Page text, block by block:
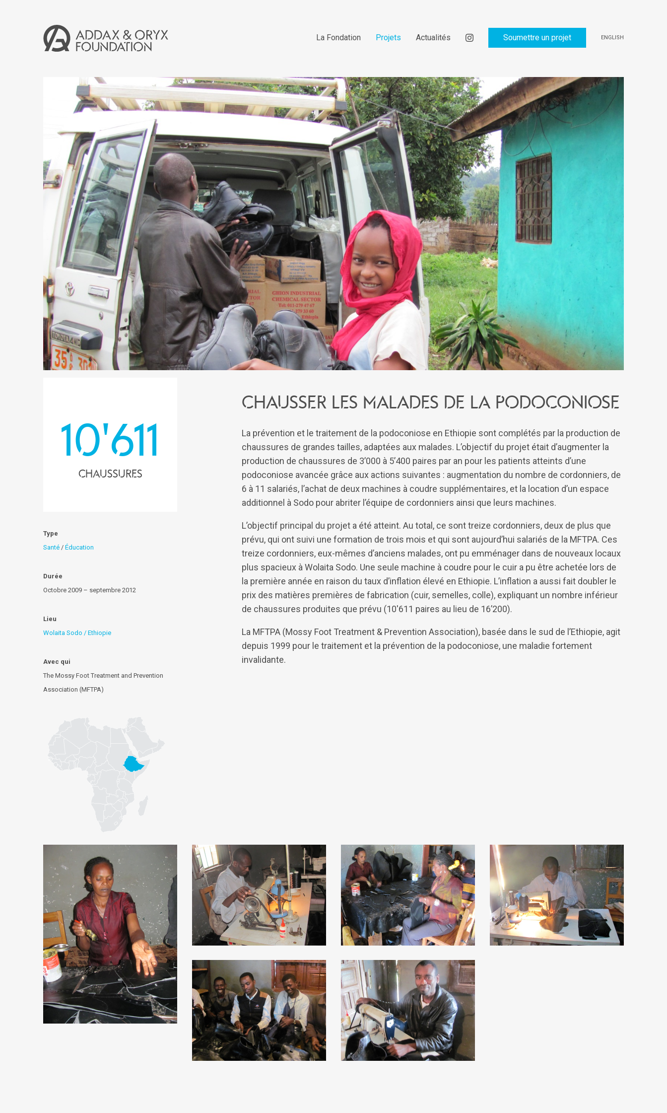
Chausser les malades de la podoconiose
La prévention et le traitement de la podoconiose en Ethiopie sont complétés par la production de
chaussures de grandes tailles, adaptées aux malades. L’objectif du projet était d’augmenter la
production de chaussures de 3’000 à 5’400 paires par an pour les patients atteints d’une
podoconiose avancée grâce aux actions suivantes : augmentation du nombre de cordonniers, de
6 à 11 salariés, l’achat de deux machines à coudre supplémentaires, et la location d’un espace
additionnel à Sodo pour abriter l’équipe de cordonniers ainsi que leurs machines.
L’objectif principal du projet a été atteint. Au total, ce sont treize cordonniers, deux de plus que
prévu, qui ont suivi une formation de trois mois et qui sont aujourd’hui salariés de la MFTPA. Ces
treize cordonniers, eux-mêmes d’anciens malades, ont pu emménager dans de nouveaux locaux
plus spacieux à Wolaita Sodo. Une seule machine à coudre pour le cuir a pu être achetée lors de
la première année en raison du taux d’inflation élevé en Ethiopie. L’inflation a aussi fait doubler le
prix des matières premières de fabrication (cuir, semelles, colle), expliquant un nombre inférieur
de chaussures produites que prévu (10'611 paires au lieu de 16’200).
La MFTPA (Mossy Foot Treatment & Prevention Association), basée dans le sud de l’Ethiopie, agit
depuis 1999 pour le traitement et la prévention de la podoconiose, une maladie fortement
invalidante.
10'611
chaussures
Type
Santé / Éducation
Durée
Octobre 2009 – septembre 2012
Lieu
Wolaita Sodo / Ethiopie
Avec qui
The Mossy Foot Treatment and Prevention
Association (MFTPA)
La Fondation Projets Actualités Soumettre un projet ENGLISH